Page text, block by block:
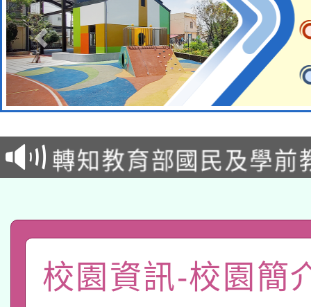
115年8月22日(星期六
桃園市孔廟祈福系列
2026年桃園地景藝術
「2026桃園藝術巡演
關事宜
轉知教育部國民及學前
年度健康促進學校輔導
業成長研習」實施計畫
函轉國家教育研究院中
原住民族教育政策研討
族教育國際趨勢與發展
轉知教育部國民及學前
新北市政府教育局辦理
師專業成長研習實施計
族語言臺北學習中心
轉知有關國立成功大學
校園資訊-校園簡